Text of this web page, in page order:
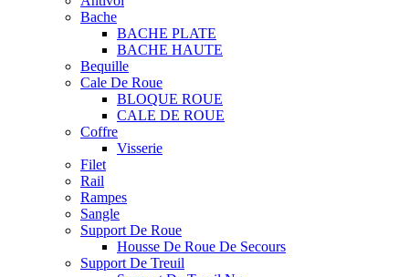
Bache
BACHE PLATE
BACHE HAUTE
Bequille
Cale De Roue
BLOQUE ROUE
CALE DE ROUE
Coffre
Visserie
Filet
Rail
Rampes
Sangle
Support De Roue
Housse De Roue De Secours
Support De Treuil